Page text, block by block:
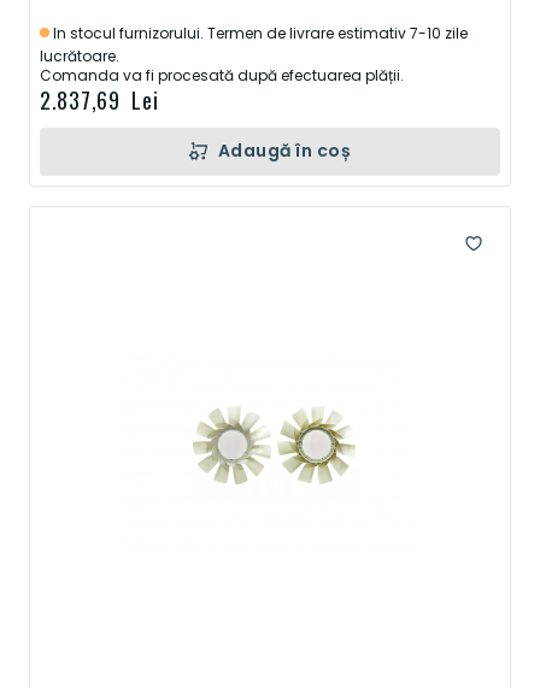
In stocul furnizorului. Termen de livrare estimativ 7-10 zile
lucrătoare.
Comanda va fi procesată după efectuarea plății.
2.837,69 Lei
Adaugă în coș